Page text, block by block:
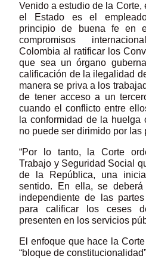
Venido a estudio de la Corte,
el Estado es el
principio de buena fe en
compromisos
Colombia al ratificar los
que sea un órgano
calificación de la ilegalidad
manera se priva a los
de tener acceso a un
cuando el conflicto entre
la conformidad de la huelga
no puede ser dirimido por las
“Por lo tanto, la Corte
Trabajo y Seguridad Social
de la República, una
sentido. En ella, se
independiente de las
para calificar los ceses
presenten en los servicios
El enfoque que hace la
“bloque de